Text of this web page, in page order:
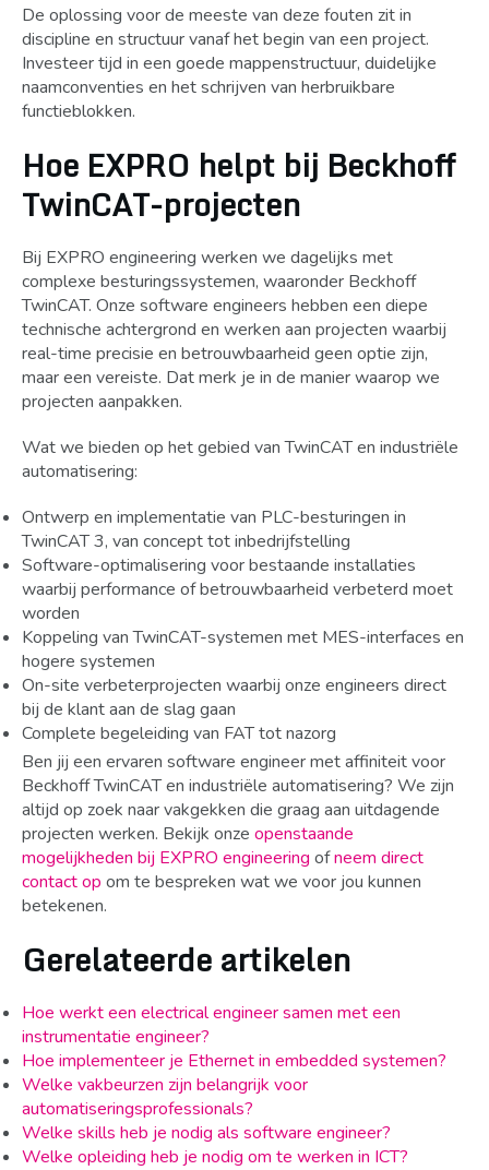
De oplossing voor de meeste van deze fouten zit in
discipline en structuur vanaf het begin van een project.
Investeer tijd in een goede mappenstructuur, duidelijke
naamconventies en het schrijven van herbruikbare
functieblokken.
Hoe EXPRO helpt bij Beckhoff
TwinCAT-projecten
Bij EXPRO engineering werken we dagelijks met
complexe besturingssystemen, waaronder Beckhoff
TwinCAT. Onze software engineers hebben een diepe
technische achtergrond en werken aan projecten waarbij
real-time precisie en betrouwbaarheid geen optie zijn,
maar een vereiste. Dat merk je in de manier waarop we
projecten aanpakken.
Wat we bieden op het gebied van TwinCAT en industriële
automatisering:
Ontwerp en implementatie van PLC-besturingen in
TwinCAT 3, van concept tot inbedrijfstelling
Software-optimalisering voor bestaande installaties
waarbij performance of betrouwbaarheid verbeterd moet
worden
Koppeling van TwinCAT-systemen met MES-interfaces en
hogere systemen
On-site verbeterprojecten waarbij onze engineers direct
bij de klant aan de slag gaan
Complete begeleiding van FAT tot nazorg
Ben jij een ervaren software engineer met affiniteit voor
Beckhoff TwinCAT en industriële automatisering? We zijn
altijd op zoek naar vakgekken die graag aan uitdagende
projecten werken. Bekijk onze openstaande
mogelijkheden bij EXPRO engineering ofneem direct
contact op om te bespreken wat we voor jou kunnen
betekenen.
Gerelateerde artikelen
Hoe werkt een electrical engineer samen met een
instrumentatie engineer?
Hoe implementeer je Ethernet in embedded systemen?
Welke vakbeurzen zijn belangrijk voor
automatiseringsprofessionals?
Welke skills heb je nodig als software engineer?
Welke opleiding heb je nodig om te werken in ICT?